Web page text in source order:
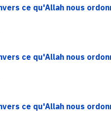
ce qu'Allah nous
ce qu'Allah nous
ce qu'Allah nous